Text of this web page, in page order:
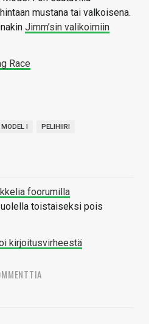
mustana tai valkoisena.
Jimm’sin valikoimiin
Race
MODEL I PELIHIIRI
foorumilla
toistaiseksi pois
kirjoitusvirheestä